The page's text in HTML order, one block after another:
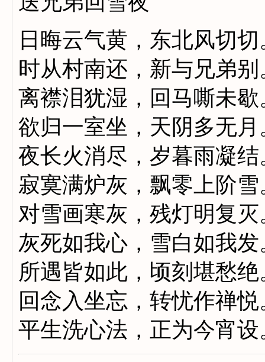
日晦云气黄，东北风切切
时从村南还，新与兄弟别
离襟泪犹湿，回马嘶未歇
欲归一室坐，天阴多无月
夜长火消尽，岁暮雨凝结
寂寞满炉灰，飘零上阶雪
对雪画寒灰，残灯明复灭
灰死如我心，雪白如我发
所遇皆如此，顷刻堪愁绝
回念入坐忘，转忧作禅悦
平生洗心法，正为今宵设